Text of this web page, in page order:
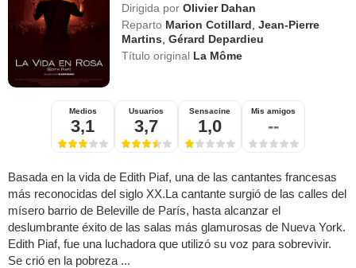
Dirigida por Olivier Dahan
Reparto Marion Cotillard ,Jean-Pierre
Martins ,Gérard Depardieu
Título original La Môme
Medios
3,1
Usuarios
3,7
Sensacine
1,0
Mis amigos
--
Basada en la vida de Edith Piaf, una de las cantantes francesas
más reconocidas del siglo XX.La cantante surgió de las calles del
mísero barrio de Beleville de París, hasta alcanzar el
deslumbrante éxito de las salas más glamurosas de Nueva York.
Edith Piaf, fue una luchadora que utilizó su voz para sobrevivir.
Se crió en la pobreza ...